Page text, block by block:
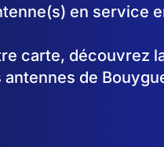
en service
carte, découvrez
de